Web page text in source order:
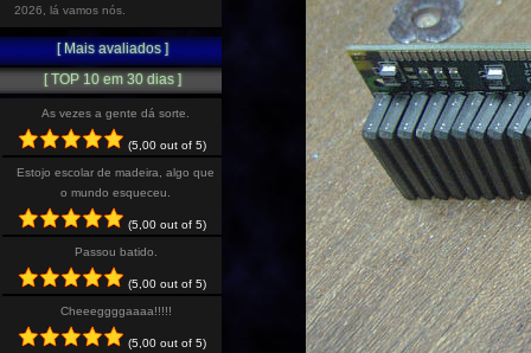
2026, lá vamos nós.
[ Mais avaliados ]
[ TOP 10 em 30 dias ]
As vezes a gente dá sorte.
(5,00 out of 5)
Estojo escolar de madeira, algo que
o mundo esqueceu.
(5,00 out of 5)
Passou batido.
(5,00 out of 5)
Cheeeggggaaaa!!!!!
(5,00 out of 5)